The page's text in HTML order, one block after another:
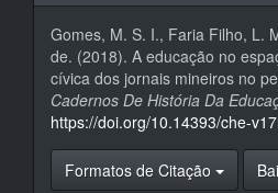
Gomes, M. S. I., Faria Filho, L.
de. (2018). A educação no
cívica dos jornais mineiros no
Cadernos De História Da
https://doi.org/10.14393/che-
Formatos de Citação